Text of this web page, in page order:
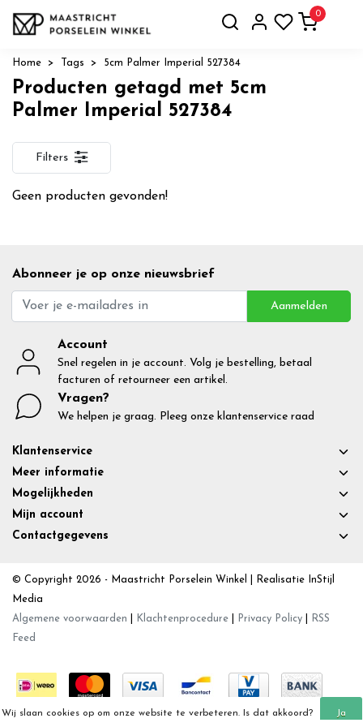
0
Home Tags 5cm Palmer Imperial 527384
Producten getagd met 5cm
Palmer Imperial 527384
Filters
Geen producten gevonden!
Abonneer je op onze nieuwsbrief
Aanmelden
Account
Snel regelen in je account. Volg je bestelling, betaal
facturen of retourneer een artikel.
Vragen?
We helpen je graag. Pleeg onze klantenservice raad
Klantenservice
Meer informatie
Mogelijkheden
Mijn account
Contactgegevens
© Copyright 2026 - Maastricht Porselein Winkel | Realisatie InStijl
Media
Algemene voorwaarden
Klachtenprocedure Privacy Policy
RSS
Feed
Wij slaan cookies op om onze website te verbeteren. Is dat akkoord? Ja